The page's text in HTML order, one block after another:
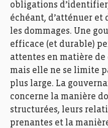
obligations
échéant, d’atténuer
les dommages. Une
efficace (et durable)
attentes en matière
mais elle ne se limite
plus large. La
concerne la manière
structurées, leurs
prenantes et la